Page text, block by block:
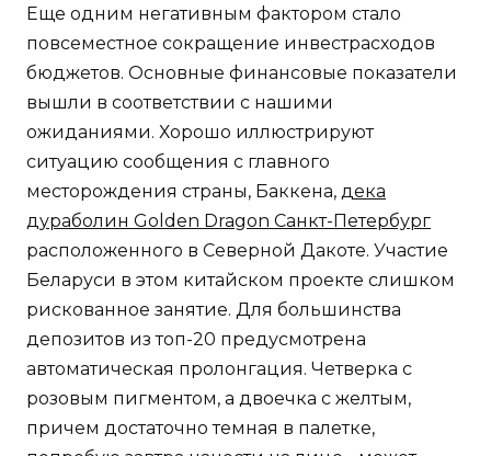
Еще одним негативным фактором стало
повсеместное сокращение инвестрасходов
бюджетов. Основные финансовые показатели
вышли в соответствии с нашими
ожиданиями. Хорошо иллюстрируют
ситуацию сообщения с главного
месторождения страны, Баккена, дека
дураболин Golden Dragon Санкт-Петербург
расположенного в Северной Дакоте. Участие
Беларуси в этом китайском проекте слишком
рискованное занятие. Для большинства
депозитов из топ-20 предусмотрена
автоматическая пролонгация. Четверка с
розовым пигментом, а двоечка с желтым,
причем достаточно темная в палетке,